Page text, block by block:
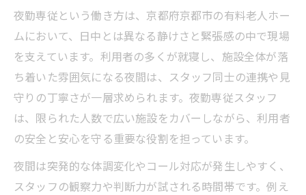
夜勤専従という働き方は、京都府京都市の有料老人ホー
ムにおいて、日中とは異なる静けさと緊張感の中で現場
を支えています。利用者の多くが就寝し、施設全体が落
ち着いた雰囲気になる夜間は、スタッフ同士の連携や見
守りの丁寧さが一層求められます。夜勤専従スタッフ
は、限られた人数で広い施設をカバーしながら、利用者
の安全と安心を守る重要な役割を担っています。
夜間は突発的な体調変化やコール対応が発生しやすく、
スタッフの観察力や判断力が試される時間帯です。例え